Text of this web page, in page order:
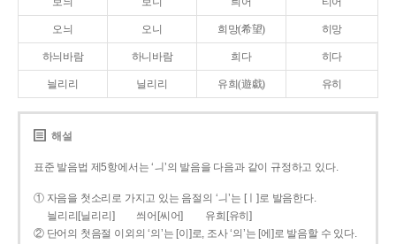
오늬 오니 희망(希望) 히망
하늬바람 하니바람 희다 히다
늴리리 닐리리 유희(遊戱) 유히
해설
표준 발음법 제5항에서는 ‘ㅢ’의 발음을 다음과 같이 규정하고 있다.
① 자음을 첫소리로 가지고 있는 음절의 ‘ㅢ’는 [ㅣ]로 발음한다.
늴리리[닐리리]
씌어[씨어]
유희[유히]
② 단어의 첫음절 이외의 ‘의’는 [이]로, 조사 ‘의’는 [에]로 발음할 수 있다.